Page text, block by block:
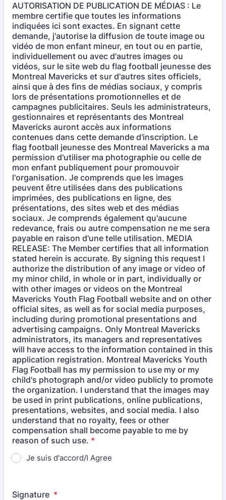
AUTORISATION DE PUBLICATION DE MÉDIAS : Le
membre certifie que toutes les informations
indiquées ici sont exactes. En signant cette
demande, j'autorise la diffusion de toute image ou
vidéo de mon enfant mineur, en tout ou en partie,
individuellement ou avec d'autres images ou
vidéos, sur le site web du flag football jeunesse des
Montreal Mavericks et sur d'autres sites officiels,
ainsi que à des fins de médias sociaux, y compris
lors de présentations promotionnelles et de
campagnes publicitaires. Seuls les administrateurs,
gestionnaires et représentants des Montreal
Mavericks auront accès aux informations
contenues dans cette demande d'inscription. Le
flag football jeunesse des Montreal Mavericks a ma
permission d'utiliser ma photographie ou celle de
mon enfant publiquement pour promouvoir
l'organisation. Je comprends que les images
peuvent être utilisées dans des publications
imprimées, des publications en ligne, des
présentations, des sites web et des médias
sociaux. Je comprends également qu'aucune
redevance, frais ou autre compensation ne me sera
payable en raison d'une telle utilisation. MEDIA
RELEASE: The Member certifies that all information
stated herein is accurate. By signing this request I
authorize the distribution of any image or video of
my minor child, in whole or in part, individually or
with other images or videos on the Montreal
Mavericks Youth Flag Football website and on other
official sites, as well as for social media purposes,
including during promotional presentations and
advertising campaigns. Only Montreal Mavericks
administrators, its managers and representatives
will have access to the information contained in this
application registration. Montreal Mavericks Youth
Flag Football has my permission to use my or my
child's photograph and/or video publicly to promote
the organization. I understand that the images may
be used in print publications, online publications,
presentations, websites, and social media. I also
understand that no royalty, fees or other
compensation shall become payable to me by
reason of such use. *
Je suis d'accord/I Agree
Signature *